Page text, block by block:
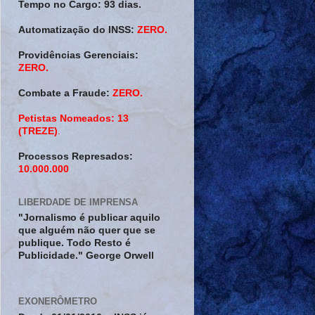
Tempo no Cargo: 93 dias.
Automatização do INSS: ZERO.
Providências Gerenciais:
ZERO.
Combate a Fraude: ZERO.
Petistas Nomeados: 13
(TREZE)
Processos Represados:
10.000.000
LIBERDADE DE IMPRENSA
"Jornalismo é publicar aquilo
que alguém não quer que se
publique. Todo Resto é
Publicidade." George Orwell
EXONERÔMETRO